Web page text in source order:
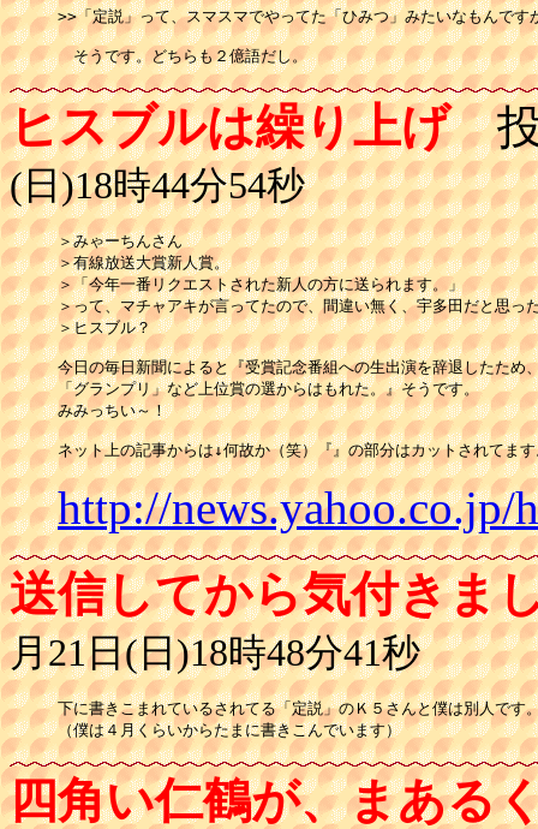
>>「定説」って、スマスマでやってた「ひみつ」みたいなもんです
そうです。どちらも２億語だし。
ヒスブルは繰り上げ投
(日)18時44分54秒
＞みゃーちんさん
＞有線放送大賞新人賞。
＞「今年一番リクエストされた新人の方に送られます。」
＞って、マチャアキが言ってたので、間違い無く、宇多田だと思っ
＞ヒスブル？
今日の毎日新聞によると『受賞記念番組への生出演を辞退したため
「グランプリ」など上位賞の選からはもれた。』そうです。
みみっちい～！
ネット上の記事からは↓何故か（笑）『』の部分はカットされてま
http://news.yahoo.co.jp/
送信してから気付きま
月21日(日)18時48分41秒
下に書きこまれているされてる「定説」のＫ５さんと僕は別人です
（僕は４月くらいからたまに書きこんでいます）
四角い仁鶴が、まある